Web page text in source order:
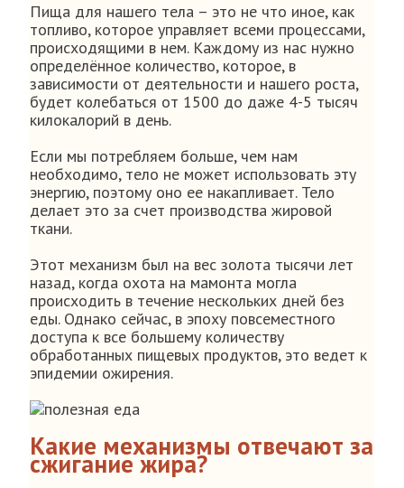
Пища для нашего тела – это не что иное, как
топливо, которое управляет всеми процессами,
происходящими в нем. Каждому из нас нужно
определённое количество, которое, в
зависимости от деятельности и нашего роста,
будет колебаться от 1500 до даже 4-5 тысяч
килокалорий в день.
Если мы потребляем больше, чем нам
необходимо, тело не может использовать эту
энергию, поэтому оно ее накапливает. Тело
делает это за счет производства жировой
ткани.
Этот механизм был на вес золота тысячи лет
назад, когда охота на мамонта могла
происходить в течение нескольких дней без
еды. Однако сейчас, в эпоху повсеместного
доступа к все большему количеству
обработанных пищевых продуктов, это ведет к
эпидемии ожирения.
Какие механизмы отвечают за
сжигание жира?